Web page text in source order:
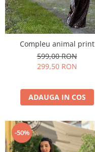
Compleu animal print
599,00 RON
299,50 RON
ADAUGA IN COS
-50%